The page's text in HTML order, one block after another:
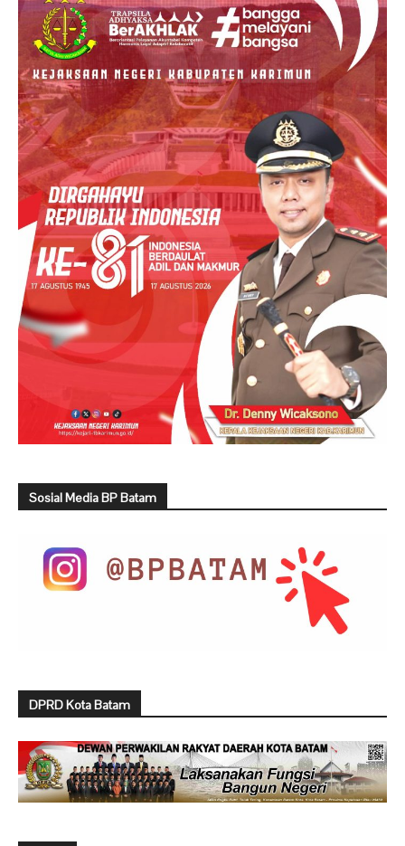
Sosial Media BP Batam
DPRD Kota Batam